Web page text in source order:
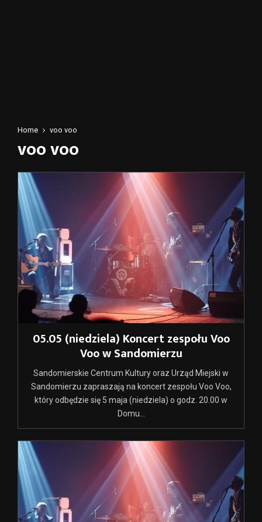
Home voo voo
voo voo
05.05 (niedziela) Koncert zespołu Voo
Voo w Sandomierzu
Sandomierskie Centrum Kultury oraz Urząd Miejski w
Sandomierzu zapraszają na koncert zespołu Voo Voo,
który odbędzie się 5 maja (niedziela) o godz. 20.00 w
Domu...